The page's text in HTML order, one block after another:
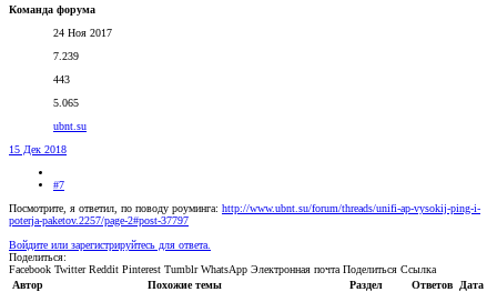
Команда форума
24 Ноя 2017
7.239
443
5.065
ubnt.su
15 Дек 2018
#7
Посмотрите, я ответил, по поводу роуминга: http://www.ubnt.su/forum/threads/unifi-ap-vysokij-ping-i-
poterja-paketov.2257/page-2#post-37797
Войдите или зарегистрируйтесь для ответа.
Поделиться:
Facebook Twitter Reddit Pinterest Tumblr WhatsApp Электронная почта Поделиться Ссылка
Автор
Похожие темы Раздел Ответов
Дата